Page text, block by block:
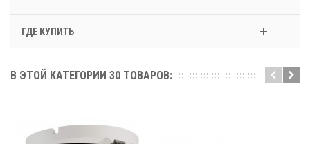
ГДЕ КУПИТЬ
В ЭТОЙ КАТЕГОРИИ 30 ТОВАРОВ: